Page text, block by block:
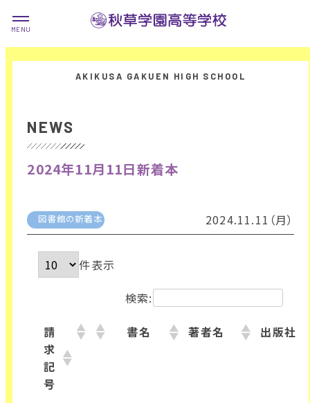
NEWS
2024年11月11日新着本
図書館の新着本 2024.11.11（月）
件表示
検索:
請
求
記
号
書名 著者名 出版社